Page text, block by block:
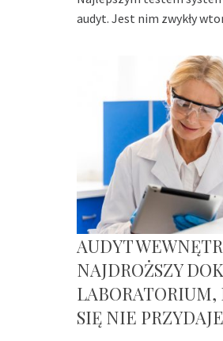
audyt. Jest nim zwykły
AUDYT
NAJDROŻSZY
SIĘ NIE PRZYDAJE